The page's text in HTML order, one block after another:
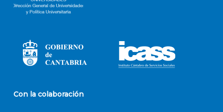
Con la colaboración